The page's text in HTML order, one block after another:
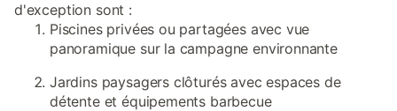
d'exception sont :
Piscines privées ou partagées avec vue
panoramique sur la campagne environnante
Jardins paysagers clôturés avec espaces de
détente et équipements barbecue